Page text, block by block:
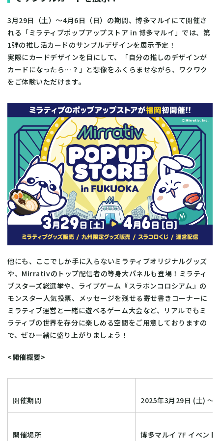
3月29日（土）～4月6日（日）の期間、博多マルイにて開催さ
れる「ミラティブポップアップストア in 博多マルイ」では、第
1弾の推し活カードのサンプルデザインを展示予定！
実際にカードデザインを目にして、「自分の推しのデザインが
カードになったら…？」と想像をふくらませながら、ワクワク
をご体験いただけます。
他にも、ここでしか手に入らないミラティブオリジナルグッズ
や、Mirrativのトップ配信者の等身大パネルも登場！ミラティ
ブスターズ総選挙や、ライブゲーム『スラポンコロシアム』の
モンスター人気投票、メッセージを残せる寄せ書きコーナーに
ミラティブ運営と一緒に遊べるゲーム大会など、リアルでもミ
ラティブの世界を存分に楽しめる空間をご用意しておりますの
で、ぜひ一緒に盛り上がりましょう！
<開催概要>
開催期間 2025年3月29日 (土) ～
開催場所 博多マルイ 7F イベント